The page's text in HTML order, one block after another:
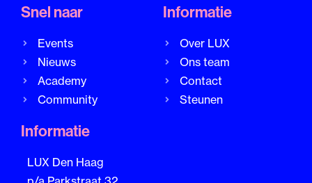
Snel naar
Events
Nieuws
Academy
Community
Informatie
Over LUX
Ons team
Contact
Steunen
Informatie
LUX Den Haag